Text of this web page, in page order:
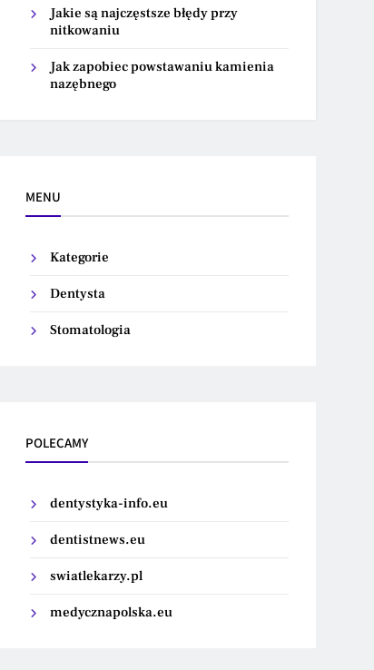
Jakie są najczęstsze błędy przy
nitkowaniu
Jak zapobiec powstawaniu kamienia
nazębnego
MENU
Kategorie
Dentysta
Stomatologia
POLECAMY
dentystyka-info.eu
dentistnews.eu
swiatlekarzy.pl
medycznapolska.eu